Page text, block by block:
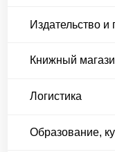
Издательство
Книжный
Логистика
Образование,